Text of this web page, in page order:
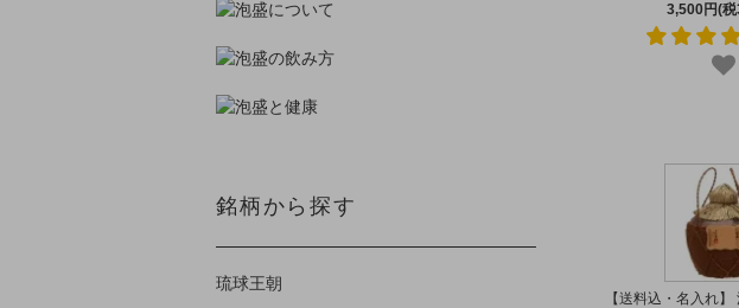
3,500円(
【送料込・名入れ
銘柄から探す
琉球王朝